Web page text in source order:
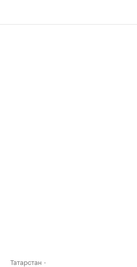
Татарстан